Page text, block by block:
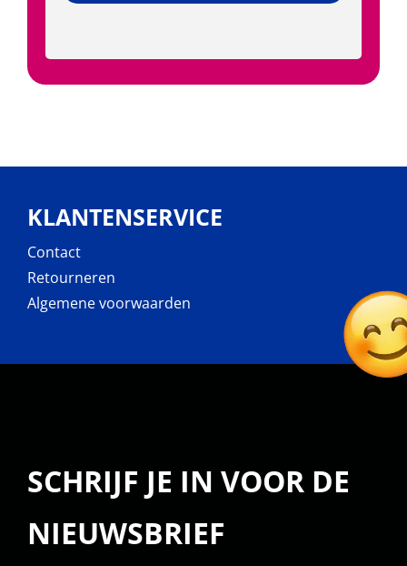
KLANTENSERVICE
Contact
Retourneren
Algemene voorwaarden
SCHRIJF JE IN VOOR DE
NIEUWSBRIEF